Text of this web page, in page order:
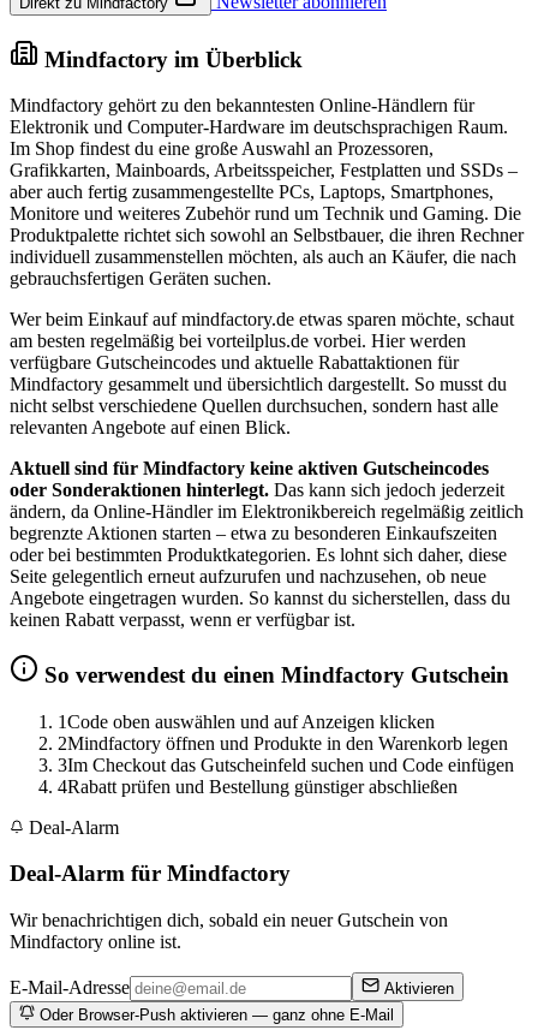
Mindfactory im Überblick
Mindfactory gehört zu den bekanntesten Online-Händlern für
Elektronik und Computer-Hardware im deutschsprachigen Raum.
Im Shop findest du eine große Auswahl an Prozessoren,
Grafikkarten, Mainboards, Arbeitsspeicher, Festplatten und SSDs –
aber auch fertig zusammengestellte PCs, Laptops, Smartphones,
Monitore und weiteres Zubehör rund um Technik und Gaming. Die
Produktpalette richtet sich sowohl an Selbstbauer, die ihren Rechner
individuell zusammenstellen möchten, als auch an Käufer, die nach
gebrauchsfertigen Geräten suchen.
Wer beim Einkauf auf mindfactory.de etwas sparen möchte, schaut
am besten regelmäßig bei vorteilplus.de vorbei. Hier werden
verfügbare Gutscheincodes und aktuelle Rabattaktionen für
Mindfactory gesammelt und übersichtlich dargestellt. So musst du
nicht selbst verschiedene Quellen durchsuchen, sondern hast alle
relevanten Angebote auf einen Blick.
Aktuell sind für Mindfactory keine aktiven Gutscheincodes
oder Sonderaktionen hinterlegt. Das kann sich jedoch jederzeit
ändern, da Online-Händler im Elektronikbereich regelmäßig zeitlich
begrenzte Aktionen starten – etwa zu besonderen Einkaufszeiten
oder bei bestimmten Produktkategorien. Es lohnt sich daher, diese
Seite gelegentlich erneut aufzurufen und nachzusehen, ob neue
Angebote eingetragen wurden. So kannst du sicherstellen, dass du
keinen Rabatt verpasst, wenn er verfügbar ist.
So verwendest du einen Mindfactory Gutschein
1Code oben auswählen und auf Anzeigen klicken
2Mindfactory öffnen und Produkte in den Warenkorb legen
3Im Checkout das Gutscheinfeld suchen und Code einfügen
4Rabatt prüfen und Bestellung günstiger abschließen
Deal-Alarm
Deal-Alarm für Mindfactory
Wir benachrichtigen dich, sobald ein neuer Gutschein von
Mindfactory online ist.
E-Mail-Adresse
Aktivieren
Oder Browser-Push aktivieren — ganz ohne E-Mail